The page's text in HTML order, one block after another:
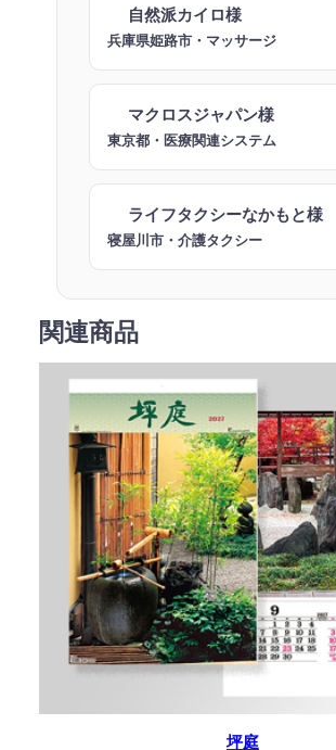
自然派カイロ様
兵庫県姫路市・マッサージ
マクロスジャパン様
東京都・医療関連システム
ライフタクシーなかもと様
寝屋川市・介護タクシー
関連商品
坪庭